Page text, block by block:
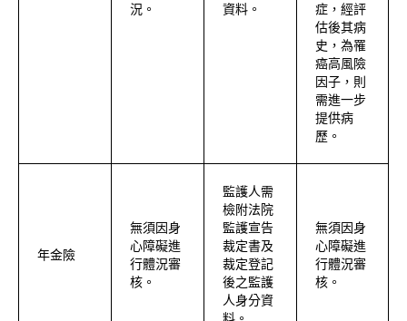
況。
資料。
症，經評
估後其病
史，為罹
癌高風險
因子，則
需進一步
提供病
歷。
年金險
無須因身
心障礙進
行體況審
核。
監護人需
檢附法院
監護宣告
裁定書及
裁定登記
後之監護
人身分資
無須因身
心障礙進
行體況審
核。